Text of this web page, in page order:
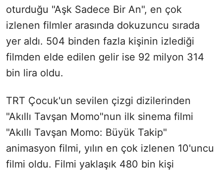
oturduğu "Aşk Sadece Bir An", en çok
izlenen filmler arasında dokuzuncu sırada
yer aldı. 504 binden fazla kişinin izlediği
filmden elde edilen gelir ise 92 milyon 314
bin lira oldu.
TRT Çocuk'un sevilen çizgi dizilerinden
"Akıllı Tavşan Momo"nun ilk sinema filmi
"Akıllı Tavşan Momo: Büyük Takip"
animasyon filmi, yılın en çok izlenen 10'uncu
filmi oldu. Filmi yaklaşık 480 bin kişi